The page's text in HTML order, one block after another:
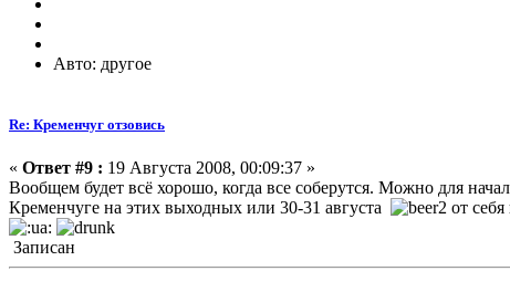
Авто: другое
Re: Кременчуг отзовись
« Ответ #9 : 19 Августа 2008, 00:09:37 »
Вообщем будет всё хорошо, когда все соберутся. Можно для
Кременчуге на этих выходных или 30-31 августа
от
Записан